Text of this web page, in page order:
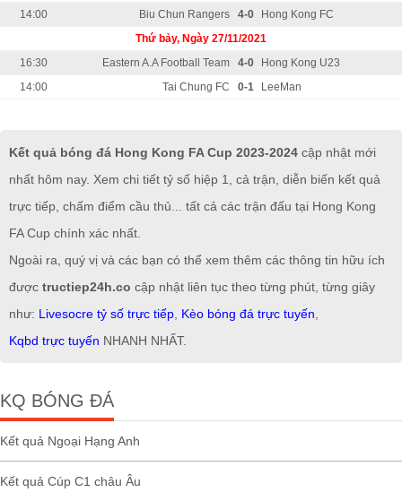
14:00
Biu Chun Rangers 4-0
Hong Kong FC
Thứ bảy, Ngày 27/11/2021
16:30
Eastern A.A Football Team 4-0
Hong Kong U23
14:00
Tai Chung FC 0-1 LeeMan
Kết quả bóng đá Hong Kong FA Cup 2023-2024 cập nhật mới
nhất hôm nay. Xem chi tiết tỷ số hiệp 1, cả trận, diễn biến kết quả
trực tiếp, chấm điểm cầu thủ... tất cả các trận đấu tại Hong Kong
FA Cup chính xác nhất.
Ngoài ra, quý vị và các bạn có thể xem thêm các thông tin hữu ích
được tructiep24h.co cập nhật liên tục theo từng phút, từng giây
như: Livesocre tỷ số trực tiếp Kèo bóng đá trực tuyến
Kqbd trực tuyến NHANH NHẤT.
KQ BÓNG ĐÁ
Kết quả Ngoại Hạng Anh
Kết quả Cúp C1 châu Âu